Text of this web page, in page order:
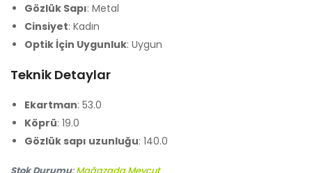
Gözlük Sapı: Metal
Cinsiyet: Kadın
Optik İçin Uygunluk: Uygun
Teknik Detaylar
Ekartman: 53.0
Köprü: 19.0
Gözlük sapı uzunluğu: 140.0
Stok Durumu:Mağazada Mevcut